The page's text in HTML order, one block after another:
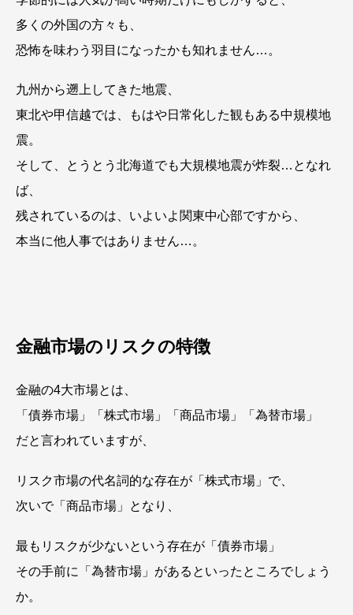
多くの外国の方々も、
恐怖を味わう羽目になったかも知れません…。
九州から遡上してきた地震、
東北や甲信越では、もはや日常化した観もある中規模地
震。
そして、とうとう北海道でも大規模地震が炸裂…となれ
ば、
残されているのは、いよいよ関東中心部ですから、
本当に他人事ではありません…。
金融市場のリスクの特徴
金融の4大市場とは、
「債券市場」「株式市場」「商品市場」「為替市場」
だと言われていますが、
リスク市場の代名詞的な存在が「株式市場」で、
次いで「商品市場」となり、
最もリスクが少ないという存在が「債券市場」
その手前に「為替市場」があるといったところでしょう
か。